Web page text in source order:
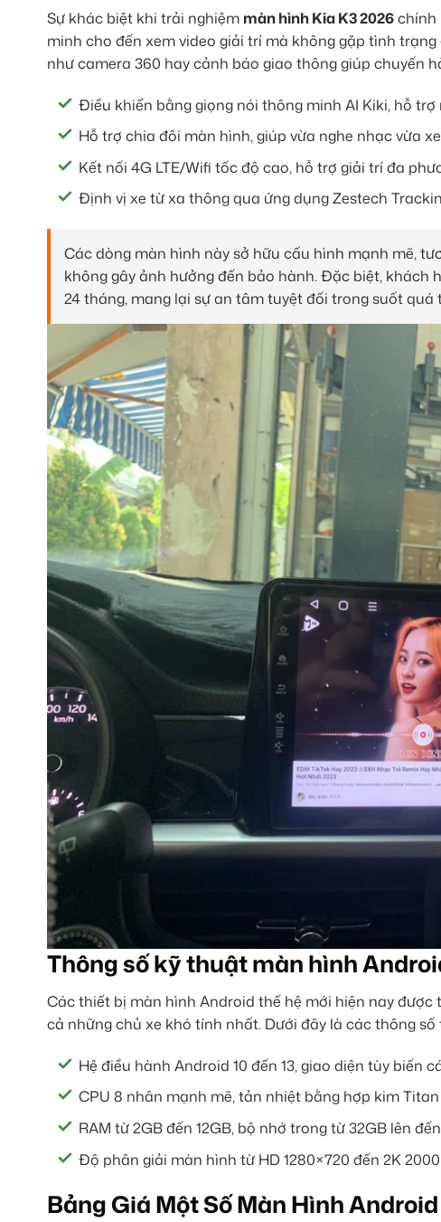
Sự khác biệt khi trải nghiệm màn hình Kia K3 2026chính
minh cho đến xem video giải trí mà không gặp tình
như camera 360 hay cảnh báo giao thông giúp chuyến
Điều khiển bằng giọng nói thông minh AI Kiki, hỗ
Hỗ trợ chia đôi màn hình, giúp vừa nghe nhạc vừa
Kết nối 4G LTE/Wifi tốc độ cao, hỗ trợ giải trí đa
Định vị xe từ xa thông qua ứng dụng Zestech
Các dòng màn hình này sở hữu cấu hình mạnh mẽ,
không gây ảnh hưởng đến bảo hành. Đặc biệt, khách
24 tháng, mang lại sự an tâm tuyệt đối trong suốt quá
Thông số kỹ thuật màn hình
Các thiết bị màn hình Android thế hệ mới hiện nay
cả những chủ xe khó tính nhất. Dưới đây là các thông
Hệ điều hành Android 10 đến 13, giao diện tùy biến
CPU 8 nhân mạnh mẽ, tản nhiệt bằng hợp kim
RAM từ 2GB đến 12GB, bộ nhớ trong từ 32GB lên đến
Độ phân giải màn hình từ HD 1280×720 đến 2K
Bảng Giá Một Số Màn Hình